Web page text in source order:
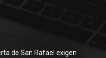
de San Rafael exigen